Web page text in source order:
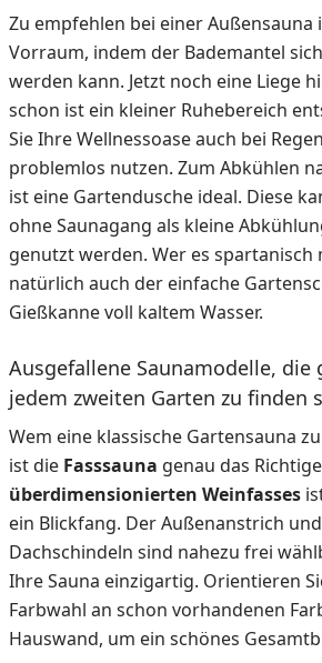
Zu empfehlen bei einer Außensauna
Vorraum, indem der Bademantel
werden kann. Jetzt noch eine Liege
schon ist ein kleiner Ruhebereich
Sie Ihre Wellnessoase auch bei
problemlos nutzen. Zum Abkühlen
ist eine Gartendusche ideal. Diese
ohne Saunagang als kleine
genutzt werden. Wer es spartanisch
natürlich auch der einfache
Gießkanne voll kaltem Wasser.
Ausgefallene Saunamodelle,
jedem zweiten Garten zu finden
Wem eine klassische Gartensauna
ist die Fasssauna genau das
überdimensionierten Weinfasses
ein Blickfang. Der Außenanstrich
Dachschindeln sind nahezu frei
Ihre Sauna einzigartig. Orientieren
Farbwahl an schon vorhandenen
Hauswand, um ein schönes